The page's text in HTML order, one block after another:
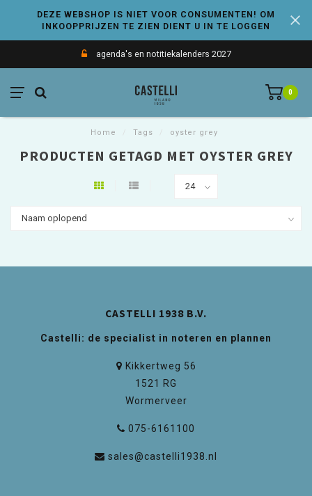
DEZE WEBSHOP IS NIET VOOR CONSUMENTEN! OM
INKOOPPRIJZEN TE ZIEN DIENT U IN TE LOGGEN
agenda's en notitiekalenders 2027
0
Home Tags oyster grey
PRODUCTEN GETAGD MET OYSTER GREY
CASTELLI 1938 B.V.
Castelli: de specialist in noteren en plannen
Kikkertweg 56
1521 RG
Wormerveer
075-6161100
sales@castelli1938.nl